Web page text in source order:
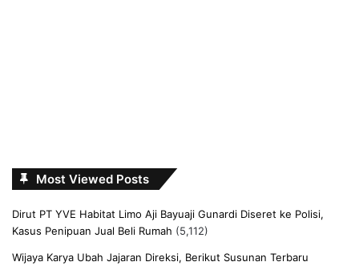
Most Viewed Posts
Dirut PT YVE Habitat Limo Aji Bayuaji Gunardi Diseret ke Polisi,
Kasus Penipuan Jual Beli Rumah (5,112)
Wijaya Karya Ubah Jajaran Direksi, Berikut Susunan Terbaru